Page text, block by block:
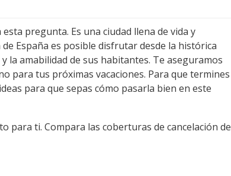
pregunta. Es una ciudad llena de vida y
España es posible disfrutar desde la histórica
la amabilidad de sus habitantes. Te aseguramos
para tus próximas vacaciones. Para que termines
para que sepas cómo pasarla bien en este
para ti. Compara las coberturas de cancelación de